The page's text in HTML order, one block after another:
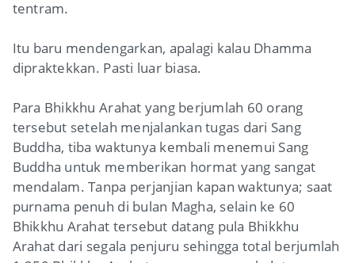
tentram.
Itu baru mendengarkan, apalagi kalau Dhamma
dipraktekkan. Pasti luar biasa.
Para Bhikkhu Arahat yang berjumlah 60 orang
tersebut setelah menjalankan tugas dari Sang
Buddha, tiba waktunya kembali menemui Sang
Buddha untuk memberikan hormat yang sangat
mendalam. Tanpa perjanjian kapan waktunya; saat
purnama penuh di bulan Magha, selain ke 60
Bhikkhu Arahat tersebut datang pula Bhikkhu
Arahat dari segala penjuru sehingga total berjumlah